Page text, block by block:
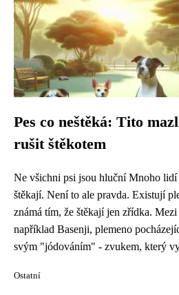
Pes co neštěká: Tito
rušit štěkotem
Ne všichni psi jsou hluční Mnoho
štěkají. Není to ale pravda. Existují
známá tím, že štěkají jen zřídka.
například Basenji, plemeno
svým "jódováním" - zvukem, který
Ostatní